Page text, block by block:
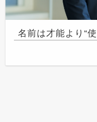
名前は才能より“